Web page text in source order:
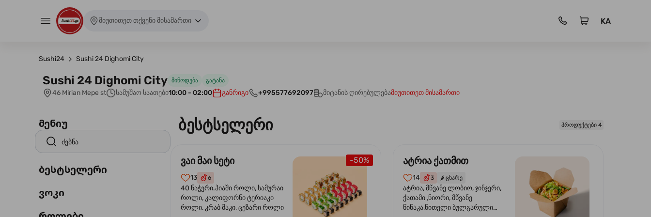
მიუთითეთ თქვენი მისამართი KA
Sushi24 Sushi 24 Dighomi City
Sushi 24 Dighomi City მიწოდება გატანა
46 Mirian Mepe st სამუშაო საათები10:00 - 02:00 განრიგი +995577692097 მიტანის ღირებულებამიუთითეთ მისამართი
მენიუ
ბესტსელერი
ვოკი
ბესტსელერი პროდუქტები 4
-50%
ვაი მაი სეტი
13 6
40 ნაჭერი.ჰიაში როლი, სამურაი
როლი, კალიფორნი ტერიაკი
როლი, კრაბ მაკი, ცეზარი როლი
ატრია ქათმით
14 3 🌶️ ცხარე
ატრია, მწვანე ლობიო, ჯინჯერი,
ქათამი ,ნიორი, მწვანე
წიწაკა,წითელი ბულგარული